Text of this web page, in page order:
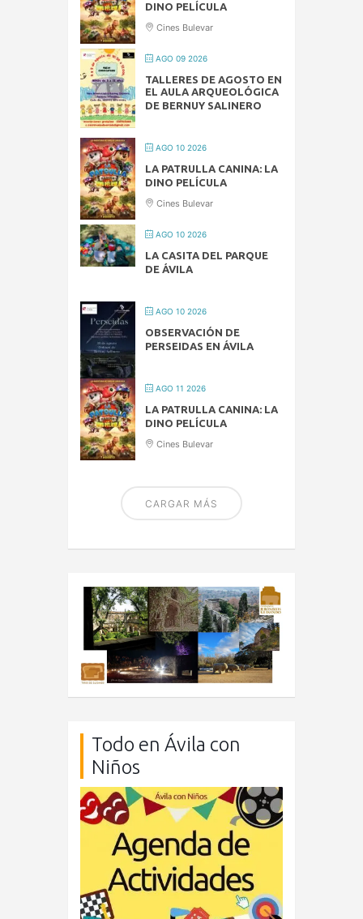
DINO PELÍCULA
Cines Bulevar
AGO 09 2026
TALLERES DE AGOSTO EN
EL AULA ARQUEOLÓGICA
DE BERNUY SALINERO
AGO 10 2026
LA PATRULLA CANINA: LA
DINO PELÍCULA
Cines Bulevar
AGO 10 2026
LA CASITA DEL PARQUE
DE ÁVILA
AGO 10 2026
OBSERVACIÓN DE
PERSEIDAS EN ÁVILA
AGO 11 2026
LA PATRULLA CANINA: LA
DINO PELÍCULA
Cines Bulevar
CARGAR MÁS
Todo en Ávila con
Niños